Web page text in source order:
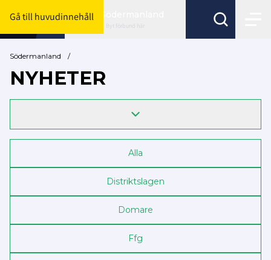
Gå till huvudinnehåll
Byt förbund här
Södermanland /
NYHETER
Alla
Distriktslagen
Domare
Ffg